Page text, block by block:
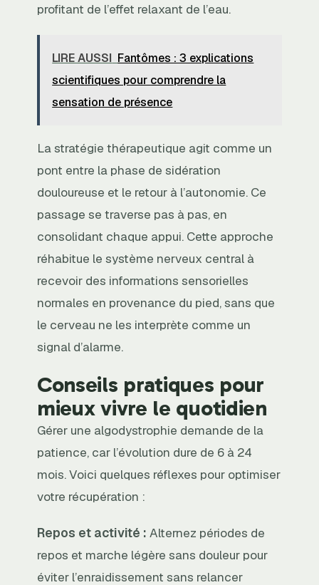
profitant de l’effet relaxant de l’eau.
LIRE AUSSI Fantômes : 3 explications
scientifiques pour comprendre la
sensation de présence
La stratégie thérapeutique agit comme un
pont entre la phase de sidération
douloureuse et le retour à l’autonomie. Ce
passage se traverse pas à pas, en
consolidant chaque appui. Cette approche
réhabitue le système nerveux central à
recevoir des informations sensorielles
normales en provenance du pied, sans que
le cerveau ne les interprète comme un
signal d’alarme.
Conseils pratiques pour
mieux vivre le quotidien
Gérer une algodystrophie demande de la
patience, car l’évolution dure de 6 à 24
mois. Voici quelques réflexes pour optimiser
votre récupération :
Repos et activité : Alternez périodes de
repos et marche légère sans douleur pour
éviter l’enraidissement sans relancer